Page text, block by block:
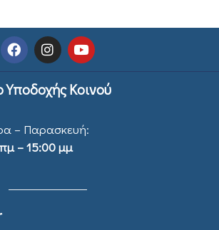
Υποδοχής Κοινού
– Παρασκευή:
– 15:00 μμ